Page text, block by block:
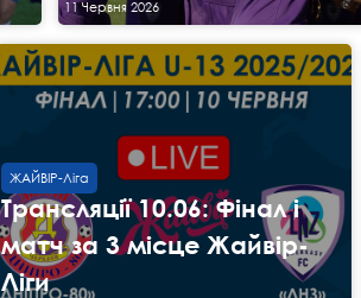
11 Червня 2026
ЖАЙВІР-Ліга
Трансляції 10.06: Фінал і
матч за 3 місце Жайвір-
Ліги